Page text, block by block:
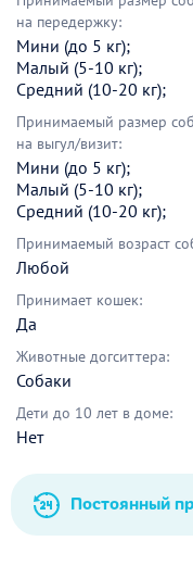
на передержку:
Мини (до 5 кг);
Малый (5-10 кг);
Средний (10-20 кг);
Принимаемый размер
на выгул/визит:
Мини (до 5 кг);
Малый (5-10 кг);
Средний (10-20 кг);
Принимаемый возраст
Любой
Принимает кошек:
Да
Животные догситтера:
Собаки
Дети до 10 лет в доме:
Нет
Постоянный